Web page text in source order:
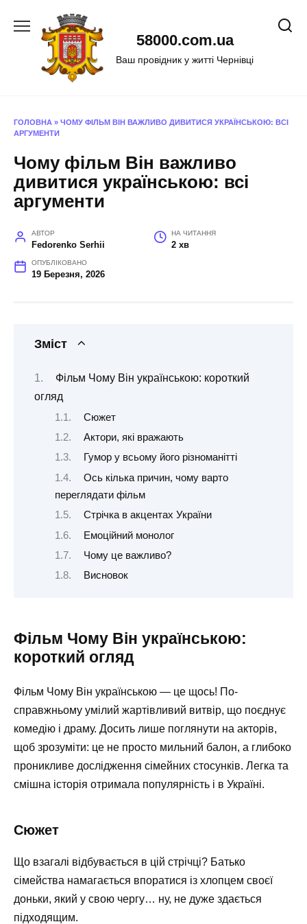
58000.com.ua
Ваш провідник у житті Чернівці
ГОЛОВНА » ЧОМУ ФІЛЬМ ВІН ВАЖЛИВО ДИВИТИСЯ УКРАЇНСЬКОЮ: ВСІ
АРГУМЕНТИ
Чому фільм Він важливо
дивитися українською: всі
аргументи
АВТОР
Fedorenko Serhii
НА ЧИТАННЯ
2 хв
ОПУБЛІКОВАНО
19 Березня, 2026
Зміст
Фільм Чому Він українською: короткий
огляд
Сюжет
Актори, які вражають
Гумор у всьому його різноманітті
Ось кілька причин, чому варто
переглядати фільм
Стрічка в акцентах України
Емоційний монолог
Чому це важливо?
Висновок
Фільм Чому Він українською:
короткий огляд
Фільм Чому Він українською — це щось! По-
справжньому умілий жартівливий витвір, що поєднує
комедію і драму. Досить лише поглянути на акторів,
щоб зрозуміти: це не просто мильний балон, а глибоко
проникливе дослідження сімейних стосунків. Легка та
смішна історія отримала популярність і в Україні.
Сюжет
Що взагалі відбувається в цій стрічці? Батько
сімейства намагається впоратися із хлопцем своєї
доньки, який у свою чергу… ну, не дуже здається
підходящим.